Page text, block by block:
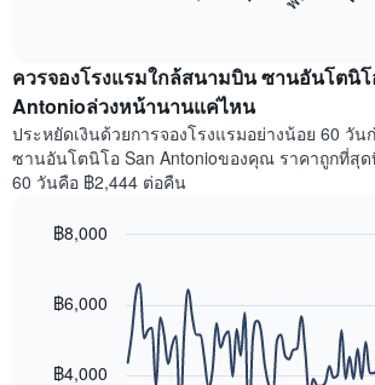
มี
แกน
Y
1
แกน
ดง
ราคา
ห้อง
แสดง
ราคา
เฉลี่ย
ของ
ห้อง
พัก
แต่ละ
สัปดาห์
แกน
ควรจองโรงแรมใกล้สนามบิน ซานอันโตนิโ
Antonioล่วงหน้านานแค่ไหน
ประหยัดเงินด้วยการจองโรงแรมอย่างน้อย 60 วั
ซานอันโตนิโอ San Antonioของคุณ ราคาถูกที่สุด
60 วันคือ ฿2,444 ต่อคืน
with
฿4,000
฿6,000
฿8,000